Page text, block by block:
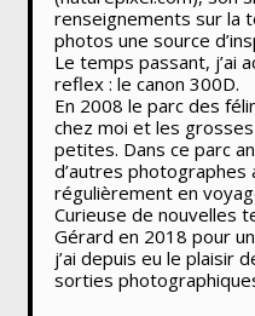
renseignements sur la
photos une source
Le temps passant, j’ai
reflex : le canon 300D.
En 2008 le parc des
chez moi et les
petites. Dans ce parc
d’autres
régulièrement en
Curieuse de nouvelles
Gérard en 2018 pour
j’ai depuis eu le plaisir
sorties